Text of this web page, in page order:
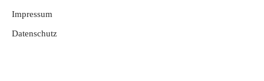
Impressum
Datenschutz